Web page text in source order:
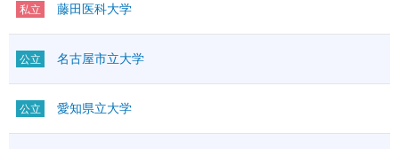
私立 藤田医科大学
公立 名古屋市立大学
公立 愛知県立大学